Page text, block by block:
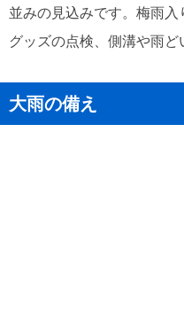
並みの見込みです。梅雨
グッズの点検、側溝や雨ど
大雨の備え